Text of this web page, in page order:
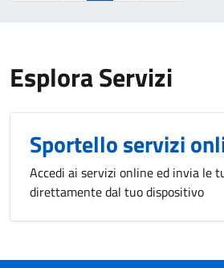
Esplora Servizi
Sportello servizi
Accedi ai servizi online ed invia le
direttamente dal tuo dispositivo